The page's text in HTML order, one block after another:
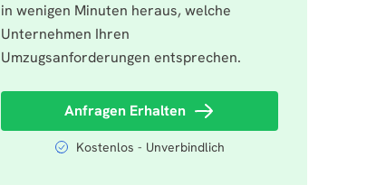
in wenigen Minuten heraus, welche
Unternehmen Ihren
Umzugsanforderungen entsprechen.
Anfragen Erhalten
Kostenlos - Unverbindlich